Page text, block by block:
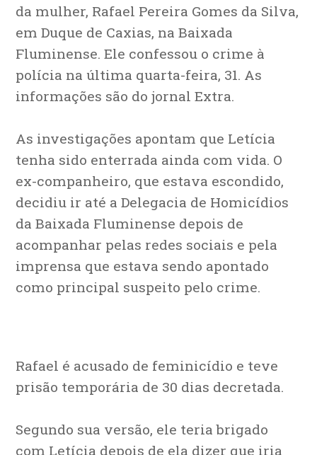
da mulher, Rafael Pereira Gomes da Silva,
em Duque de Caxias, na Baixada
Fluminense. Ele confessou o crime à
polícia na última quarta-feira, 31. As
informações são do jornal Extra.
As investigações apontam que Letícia
tenha sido enterrada ainda com vida. O
ex-companheiro, que estava escondido,
decidiu ir até a Delegacia de Homicídios
da Baixada Fluminense depois de
acompanhar pelas redes sociais e pela
imprensa que estava sendo apontado
como principal suspeito pelo crime.
Rafael é acusado de feminicídio e teve
prisão temporária de 30 dias decretada.
Segundo sua versão, ele teria brigado
com Letícia depois de ela dizer que iria